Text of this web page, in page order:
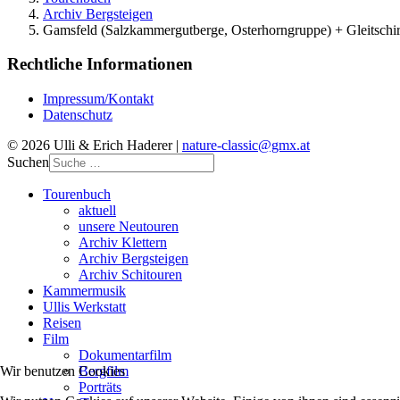
Archiv Bergsteigen
Gamsfeld (Salzkammergutberge, Osterhorngruppe) +
Rechtliche Informationen
Impressum/Kontakt
Datenschutz
© 2026 Ulli & Erich Haderer | nature-classic@gmx.at
Suchen
Tourenbuch
aktuell
unsere Neutouren
Archiv Klettern
Archiv Bergsteigen
Archiv Schitouren
Kammermusik
Ullis Werkstatt
Reisen
Film
Dokumentarfilm
Bergfilm
Porträts
Wir benutzen Cookies